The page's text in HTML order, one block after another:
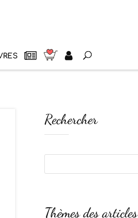
Rechercher
Thèmes des articles